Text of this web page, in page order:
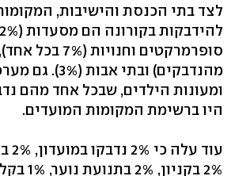
לצד בתי הכנסת והישיבות,
מהנדבקים) ובתי
היו ברשימת המקומות המועדים.